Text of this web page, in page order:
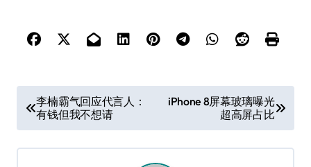
章
导
李楠霸气回应代言人：
有钱但我不想请
iPhone 8屏幕玻璃曝光
超高屏占比